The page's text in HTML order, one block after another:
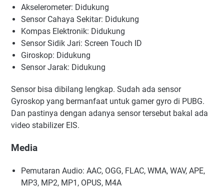
Akselerometer: Didukung
Sensor Cahaya Sekitar: Didukung
Kompas Elektronik: Didukung
Sensor Sidik Jari: Screen Touch ID
Giroskop: Didukung
Sensor Jarak: Didukung
Sensor bisa dibilang lengkap. Sudah ada sensor
Gyroskop yang bermanfaat untuk gamer gyro di PUBG.
Dan pastinya dengan adanya sensor tersebut bakal ada
video stabilizer EIS.
Media
Pemutaran Audio: AAC, OGG, FLAC, WMA, WAV, APE,
MP3, MP2, MP1, OPUS, M4A